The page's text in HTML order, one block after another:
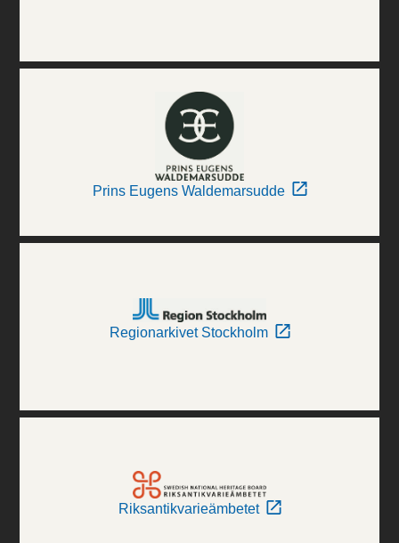
Prins Eugens Waldemarsudde
Regionarkivet Stockholm
Riksantikvarieämbetet